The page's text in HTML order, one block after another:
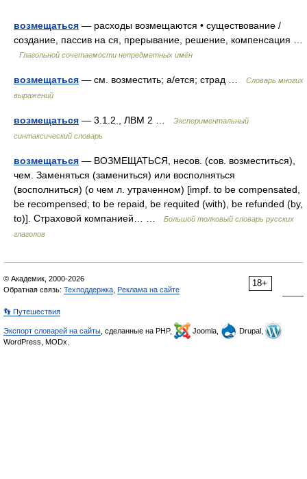
возмещаться — расходы возмещаются • существование /
создание, пассив на ся, прерывание, решение, компенсация …
Глагольной сочетаемости непредметных имён
возмещаться — см. возместить; а/ется; страд …
Словарь многих
выражений
возмещаться — 3.1.2., ЛВМ 2 …
Экспериментальный
синтаксический словарь
возмещаться — ВОЗМЕЩАТЬСЯ, несов. (сов. возместиться),
чем. Заменяться (замениться) или восполняться
(восполниться) (о чем л. утраченном) [impf. to be compensated,
be recompensed; to be repaid, be requited (with), be refunded (by,
to)]. Страховой компанией… …
Большой толковый словарь русских
глаголов
18+
© Академик, 2000-2026
Обратная связь: Техподдержка Реклама на сайте
👣 Путешествия
Экспорт словарей на сайты , сделанные на PHP, Joomla,
Drupal,
WordPress, MODx.